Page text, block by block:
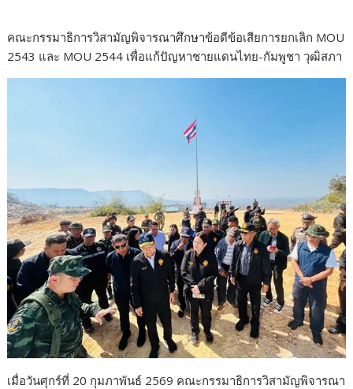
คณะกรรมาธิการวิสามัญพิจารณาศึกษาข้อดีข้อเสียการยกเลิก MOU
2543 และ MOU 2544 เพื่อแก้ปัญหาชายแดนไทย-กัมพูชา วุฒิสภา
เมื่อวันศุกร์ที่ 20 กุมภาพันธ์ 2569 คณะกรรมาธิการวิสามัญพิจารณา